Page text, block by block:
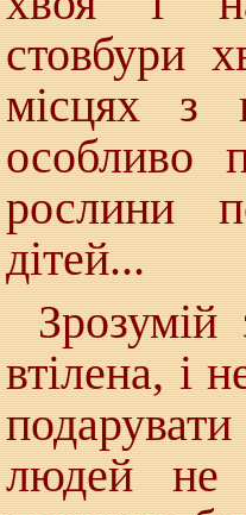
стовбури
місцях з
особливо
рослини
дітей...
Зрозумій
втілена, і
людей не